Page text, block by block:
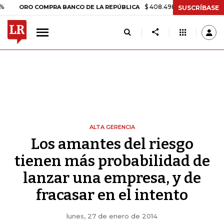
ORO COMPRA BANCO DE LA REPÚBLICA $ 408.498,97 +$ 8.753,81
SUSCRÍBASE
ALTA GERENCIA
Los amantes del riesgo
tienen más probabilidad de
lanzar una empresa, y de
fracasar en el intento
lunes, 27 de enero de 2014